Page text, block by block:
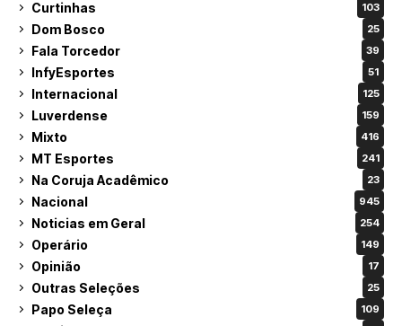
Curtinhas 103
Dom Bosco 25
Fala Torcedor 39
InfyEsportes 51
Internacional 125
Luverdense 159
Mixto 416
MT Esportes 241
Na Coruja Acadêmico 23
Nacional 945
Noticias em Geral 254
Operário 149
Opinião 17
Outras Seleções 25
Papo Seleça 109